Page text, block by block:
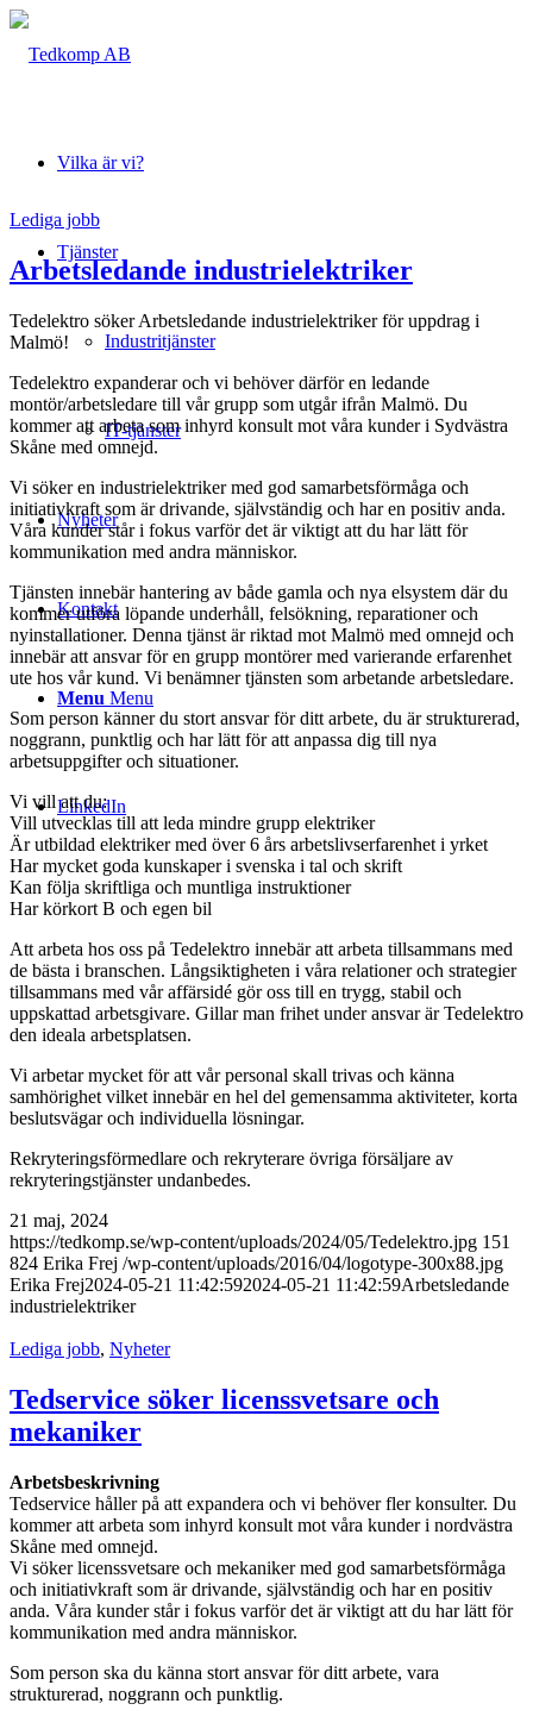
Vilka är vi?
Tjänster
Industritjänster
IT-tjänster
Nyheter
Kontakt
Menu Menu
LinkedIn
Lediga jobb
Arbetsledande industrielektriker
Tedelektro söker Arbetsledande industrielektriker för uppdrag i
Malmö!
Tedelektro expanderar och vi behöver därför en ledande
montör/arbetsledare till vår grupp som utgår ifrån Malmö. Du
kommer att arbeta som inhyrd konsult mot våra kunder i Sydvästra
Skåne med omnejd.
Vi söker en industrielektriker med god samarbetsförmåga och
initiativkraft som är drivande, självständig och har en positiv anda.
Våra kunder står i fokus varför det är viktigt att du har lätt för
kommunikation med andra människor.
Tjänsten innebär hantering av både gamla och nya elsystem där du
kommer utföra löpande underhåll, felsökning, reparationer och
nyinstallationer. Denna tjänst är riktad mot Malmö med omnejd och
innebär att ansvar för en grupp montörer med varierande erfarenhet
ute hos vår kund. Vi benämner tjänsten som arbetande arbetsledare.
Som person känner du stort ansvar för ditt arbete, du är strukturerad,
noggrann, punktlig och har lätt för att anpassa dig till nya
arbetsuppgifter och situationer.
Vi vill att du:
Vill utvecklas till att leda mindre grupp elektriker
Är utbildad elektriker med över 6 års arbetslivserfarenhet i yrket
Har mycket goda kunskaper i svenska i tal och skrift
Kan följa skriftliga och muntliga instruktioner
Har körkort B och egen bil
Att arbeta hos oss på Tedelektro innebär att arbeta tillsammans med
de bästa i branschen. Långsiktigheten i våra relationer och strategier
tillsammans med vår affärsidé gör oss till en trygg, stabil och
uppskattad arbetsgivare. Gillar man frihet under ansvar är Tedelektro
den ideala arbetsplatsen.
Vi arbetar mycket för att vår personal skall trivas och känna
samhörighet vilket innebär en hel del gemensamma aktiviteter, korta
beslutsvägar och individuella lösningar.
Rekryteringsförmedlare och rekryterare övriga försäljare av
rekryteringstjänster undanbedes.
21 maj, 2024
https://tedkomp.se/wp-content/uploads/2024/05/Tedelektro.jpg 151
824 Erika Frej /wp-content/uploads/2016/04/logotype-300x88.jpg
Erika Frej2024-05-21 11:42:592024-05-21 11:42:59Arbetsledande
industrielektriker
Lediga jobb, Nyheter
Tedservice söker licenssvetsare och
mekaniker
Arbetsbeskrivning
Tedservice håller på att expandera och vi behöver fler konsulter. Du
kommer att arbeta som inhyrd konsult mot våra kunder i nordvästra
Skåne med omnejd.
Vi söker licenssvetsare och mekaniker med god samarbetsförmåga
och initiativkraft som är drivande, självständig och har en positiv
anda. Våra kunder står i fokus varför det är viktigt att du har lätt för
kommunikation med andra människor.
Som person ska du känna stort ansvar för ditt arbete, vara
strukturerad, noggrann och punktlig.